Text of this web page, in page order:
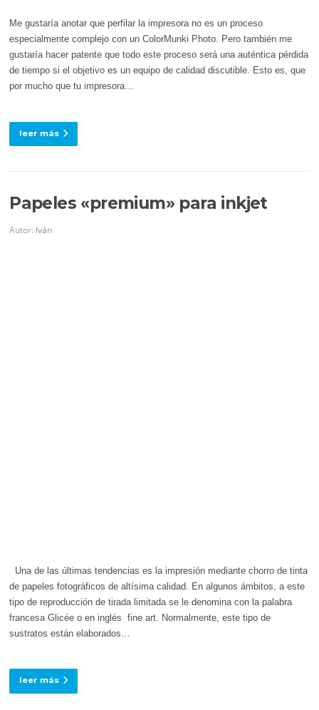
Me gustaría anotar que perfilar la impresora no es un proceso
especialmente complejo con un ColorMunki Photo. Pero también me
gustaría hacer patente que todo este proceso será una auténtica pérdida
de tiempo si el objetivo es un equipo de calidad discutible. Esto es, que
por mucho que tu impresora…
leer más
Papeles «premium» para inkjet
Autor: Iván
Una de las últimas tendencias es la impresión mediante chorro de tinta
de papeles fotográficos de altísima calidad. En algunos ámbitos, a este
tipo de reproducción de tirada limitada se le denomina con la palabra
francesa Glicée o en inglés fine art. Normalmente, este tipo de
sustratos están elaborados…
leer más